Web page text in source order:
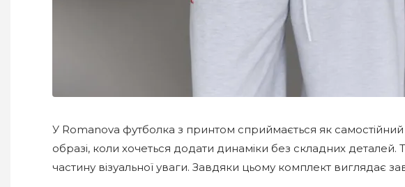
У Romanova футболка з принтом сприймається як
образі, коли хочеться додати динаміки без складних
частину візуальної уваги. Завдяки цьому комплект виглядає